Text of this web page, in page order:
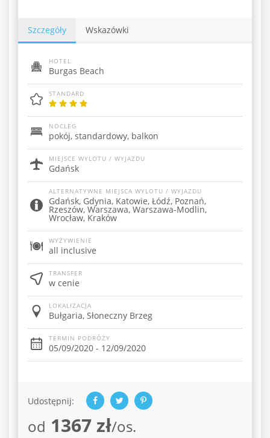
Szczegóły Wskazówki
HOTEL
Burgas Beach
STANDARD
NOCLEG
pokój, standardowy, balkon
MIEJSCE WYLOTU / WYJAZDU
Gdańsk
ALTERNATYWNE MIEJSCA WYLOTU / WYJAZDU
Gdańsk, Gdynia, Katowie, Łódź, Poznań,
Rzeszów, Warszawa, Warszawa-Modlin,
Wrocław, Kraków
WYŻYWIENIE
all inclusive
TRANSFER
w cenie
LOKALIZACJA
Bułgaria, Słoneczny Brzeg
TERMIN PODRÓŻY
05/09/2020 - 12/09/2020
Udostępnij:
od 1367 zł/os.